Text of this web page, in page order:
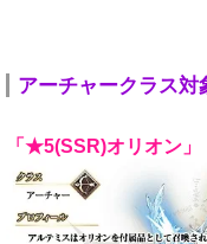
アーチャークラス
「★5(SSR)オリオン」